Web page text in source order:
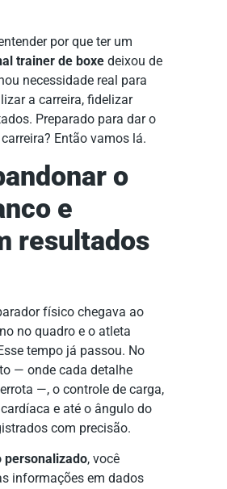
por que ter um
trainer de boxe deixou de
necessidade real para
a carreira, fidelizar
Preparado para dar o
Então vamos lá.
o
e
resultados
físico chegava ao
no quadro e o atleta
tempo já passou. No
— onde cada detalhe
—, o controle de carga,
e até o ângulo do
com precisão.
personalizado, você
informações em dados